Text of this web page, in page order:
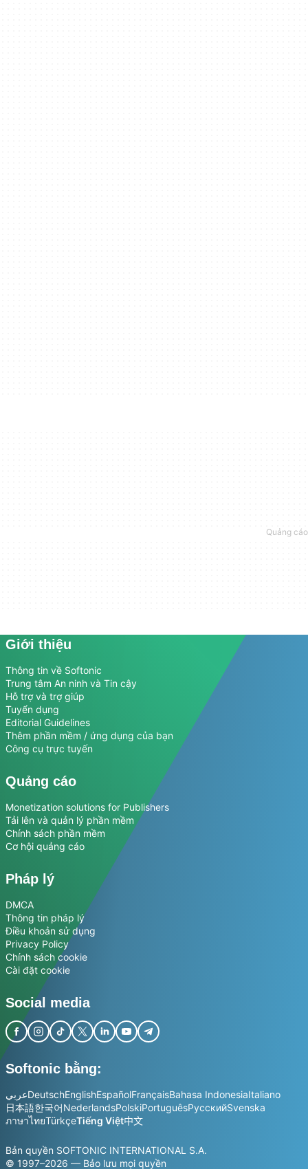
Giới thiệu
Thông tin về Softonic
Trung tâm An ninh và Tin cậy
Hỗ trợ và trợ giúp
Tuyển dụng
Editorial Guidelines
Thêm phần mềm / ứng dụng của bạn
Công cụ trực tuyến
Quảng cáo
Monetization solutions for Publishers
Tải lên và quản lý phần mềm
Chính sách phần mềm
Cơ hội quảng cáo
Pháp lý
DMCA
Thông tin pháp lý
Điều khoản sử dụng
Privacy Policy
Chính sách cookie
Cài đặt cookie
Social media
Softonic bằng:
عربيDeutschEnglishEspañolFrançaisBahasa IndonesiaItaliano
日本語한국어NederlandsPolskiPortuguêsРусскийSvenska
ภาษาไทยTürkçeTiếng Việt中文
Bản quyền SOFTONIC INTERNATIONAL S.A.
© 1997–2026 — Bảo lưu mọi quyền